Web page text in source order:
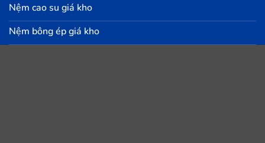
Nệm cao su giá kho
Nệm bông ép giá kho